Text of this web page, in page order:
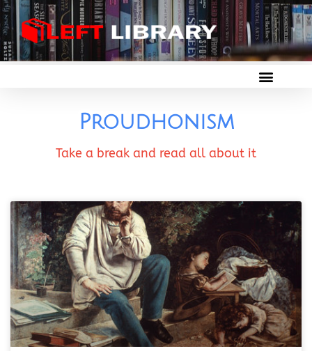
Proudhonism
Take a break and read all about it